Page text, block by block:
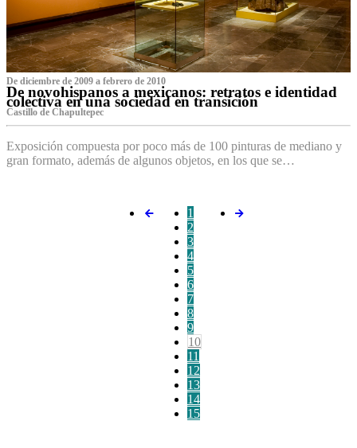
De diciembre de 2009 a febrero de 2010
De novohispanos a mexicanos: retratos e identidad
colectiva en una sociedad en transición
Castillo de Chapultepec
Exposición compuesta por poco más de 100 pinturas de mediano y
gran formato, además de algunos objetos, en los que se…
1
2
3
4
5
6
7
8
9
10
11
12
13
14
15